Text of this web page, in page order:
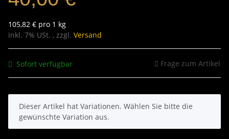
105,82 € pro 1 kg
inkl. 7% USt. , zzgl. Versand
Sofort verfügbar Frage zum Artikel
x
Dieser Artikel hat Variationen. Wählen Sie bitte die
gewünschte Variation aus.